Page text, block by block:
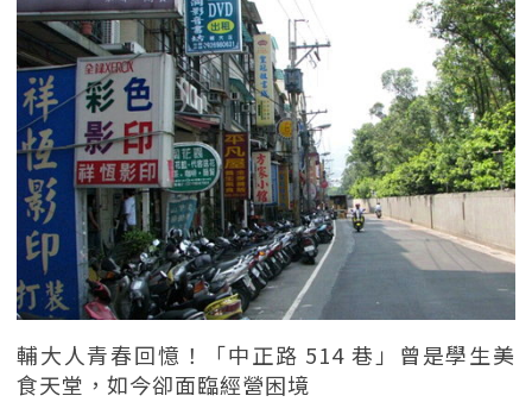
輔大人青春回憶！「中正路 514 巷」曾是學生美
食天堂，如今卻面臨經營困境